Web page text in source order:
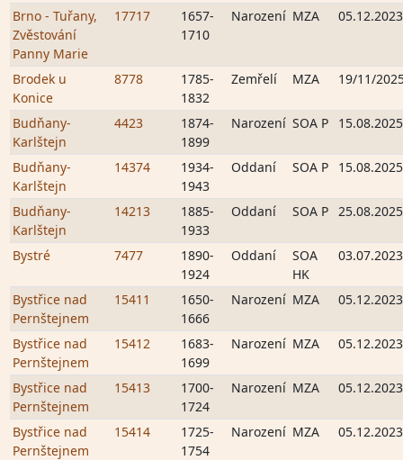
Brno - Tuřany,
Zvěstování
Panny Marie
17717
1657-
1710
Narození MZA 05.12.2023
Brodek u
Konice
8778
1785-
1832
Zemřelí MZA 19/11/
Budňany-
Karlštejn
4423
1874-
1899
Narození SOA P 15.08.2025
Budňany-
Karlštejn
14374
1934-
1943
Oddaní SOA P 15.08.2025
Budňany-
Karlštejn
14213
1885-
1933
Oddaní SOA P 25.08.2025
Bystré 7477
1890-
1924
Oddaní
SOA
HK
03.07.2023
Bystřice nad
Pernštejnem
15411
1650-
1666
Narození MZA 05.12.2023
Bystřice nad
Pernštejnem
15412
1683-
1699
Narození MZA 05.12.2023
Bystřice nad
Pernštejnem
15413
1700-
1724
Narození MZA 05.12.2023
Bystřice nad
Pernštejnem
15414
1725-
1754
Narození MZA 05.12.2023